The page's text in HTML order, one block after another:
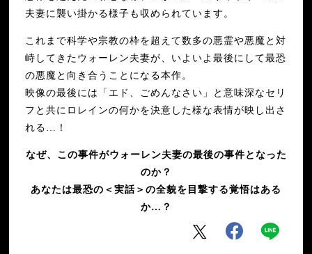
夫妻に襲い掛かる様子も収められています。
これまで科学や宗教の枠を超えて数多の悪霊や悪魔と対
峙してきたウォーレン夫妻が、いよいよ最後にして最恐
の悪魔と向き合うことになる本作。
映像の最後には「エド、ごめんなさい」と意味深なセリ
フと共にロレインの何かを決意した様な表情が映し出さ
れる…！
なぜ、この事件がウォーレン夫妻の最後の事件となった
のか？
あなたは最恐の＜実話＞の全貌を目撃する覚悟はある
か…？